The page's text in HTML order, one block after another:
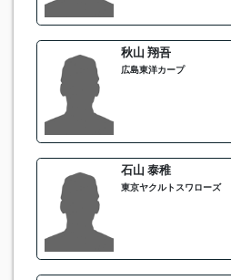
秋山 翔吾
広島東洋カープ
石山 泰稚
東京ヤクルトスワローズ